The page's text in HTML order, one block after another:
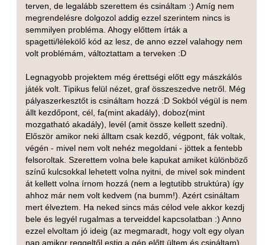
terven, de legalább szerettem és csináltam :) Amíg nem
megrendelésre dolgozol addig ezzel szerintem nincs is
semmilyen probléma. Ahogy előttem írták a
spagetti/lélekölő kód az lesz, de anno ezzel valahogy nem
volt problémám, változtattam a terveken :D
Legnagyobb projektem még érettségi előtt egy mászkálós
játék volt. Tipikus felül nézet, graf összeszedve netről. Még
pályaszerkesztőt is csináltam hozzá :D Sokból végül is nem
állt kezdőpont, cél, fa(mint akadály), doboz(mint
mozgatható akadály), levél (amit össze kellett szedni).
Először amikor neki álltam csak kezdő, végpont, fák voltak,
végén - mivel nem volt nehéz megoldani - jöttek a fentebb
felsoroltak. Szerettem volna bele kapukat amiket különböző
színű kulcsokkal lehetett volna nyitni, de mivel sok mindent
át kellett volna írnom hozzá (nem a legtutibb struktúra) így
ahhoz már nem volt kedvem (na bumm!). Azért csináltam
mert élveztem. Ha neked sincs más célod vele akkor kezdj
bele és legyél rugalmas a terveiddel kapcsolatban :) Anno
ezzel elvoltam jó ideig (az megmaradt, hogy volt egy olyan
nap amikor reggeltől estig a gép előtt ültem és csináltam),